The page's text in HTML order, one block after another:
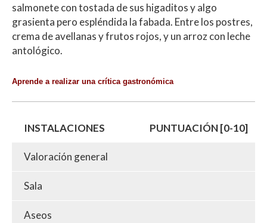
salmonete con tostada de sus higaditos y algo
grasienta pero espléndida la fabada. Entre los postres,
crema de avellanas y frutos rojos, y un arroz con leche
antológico.
Aprende a realizar una crítica gastronómica
INSTALACIONES PUNTUACIÓN [0-10]
Valoración general
Sala
Aseos